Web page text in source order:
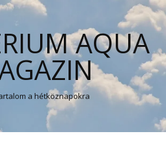
AQUA
a hétköznapokra